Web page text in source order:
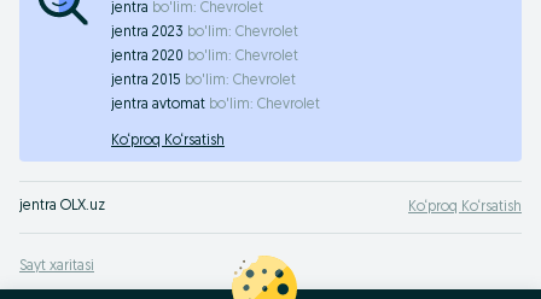
jentra bo'lim: Chevrolet
jentra 2023 bo'lim: Chevrolet
jentra 2020 bo'lim: Chevrolet
jentra 2015 bo'lim: Chevrolet
jentra avtomat bo'lim: Chevrolet
Ko‘proq Ko‘rsatish
jentra OLX.uz Ko‘proq Ko‘rsatish
Sayt xaritasi